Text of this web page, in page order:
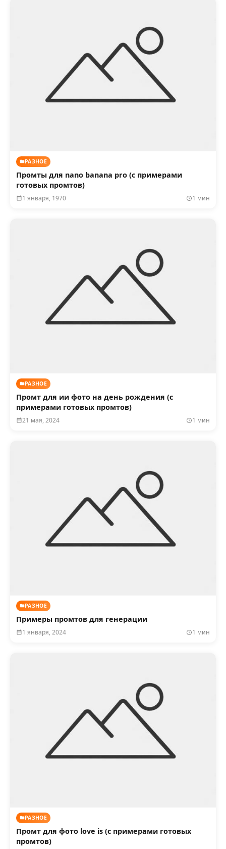
РАЗНОЕ
Промты для nano banana pro (с примерами
готовых промтов)
1 января, 1970 1 мин
РАЗНОЕ
Промт для ии фото на день рождения (с
примерами готовых промтов)
21 мая, 2024 1 мин
РАЗНОЕ
Примеры промтов для генерации
1 января, 2024 1 мин
РАЗНОЕ
Промт для фото love is (с примерами готовых
промтов)